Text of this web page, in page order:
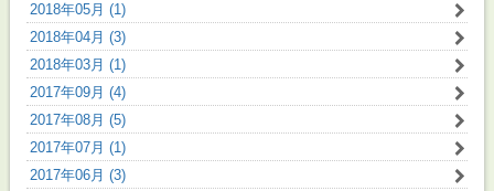
2018年05月 (1)
2018年04月 (3)
2018年03月 (1)
2017年09月 (4)
2017年08月 (5)
2017年07月 (1)
2017年06月 (3)